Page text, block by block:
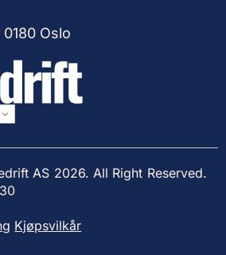
Oslo
AS 2026. All Right Reserved.
Kjøpsvilkår